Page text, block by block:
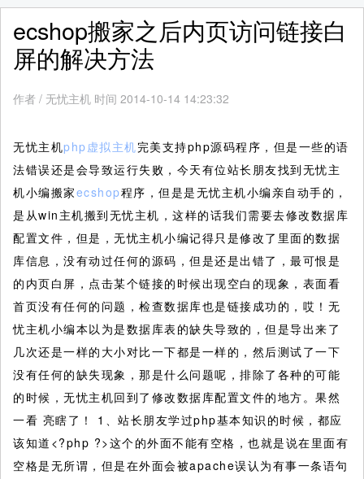
ecshop搬家之后内页访问链接白
屏的解决方法
作者 / 无忧主机 时间 2014-10-14 14:23:32
无忧主机php虚拟主机完美支持php源码程序，但是一些的语
法错误还是会导致运行失败，今天有位站长朋友找到无忧主
机小编搬家ecshop程序，但是是无忧主机小编亲自动手的，
是从win主机搬到无忧主机，这样的话我们需要去修改数据库
配置文件，但是，无忧主机小编记得只是修改了里面的数据
库信息，没有动过任何的源码，但是还是出错了，最可恨是
的内页白屏，点击某个链接的时候出现空白的现象，表面看
首页没有任何的问题，检查数据库也是链接成功的，哎！无
忧主机小编本以为是数据库表的缺失导致的，但是导出来了
几次还是一样的大小对比一下都是一样的，然后测试了一下
没有任何的缺失现象，那是什么问题呢，排除了各种的可能
的时候，无忧主机回到了修改数据库配置文件的地方。果然
一看 亮瞎了！
1、站长朋友学过php基本知识的时候，都应
该知道<?php ?>这个的外面不能有空格，也就是说在里面有
空格是无所谓，但是在外面会被apache误认为有事一条语句